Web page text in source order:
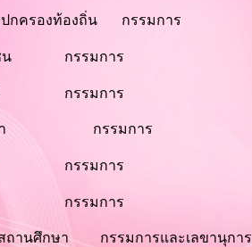
กครองท้องถิ่น กรรมการ
น กรรมการ
กรรมการ
กรรมการ
กรรมการ
กรรมการ
ถานศึกษา กรรมการและเลขานุการ